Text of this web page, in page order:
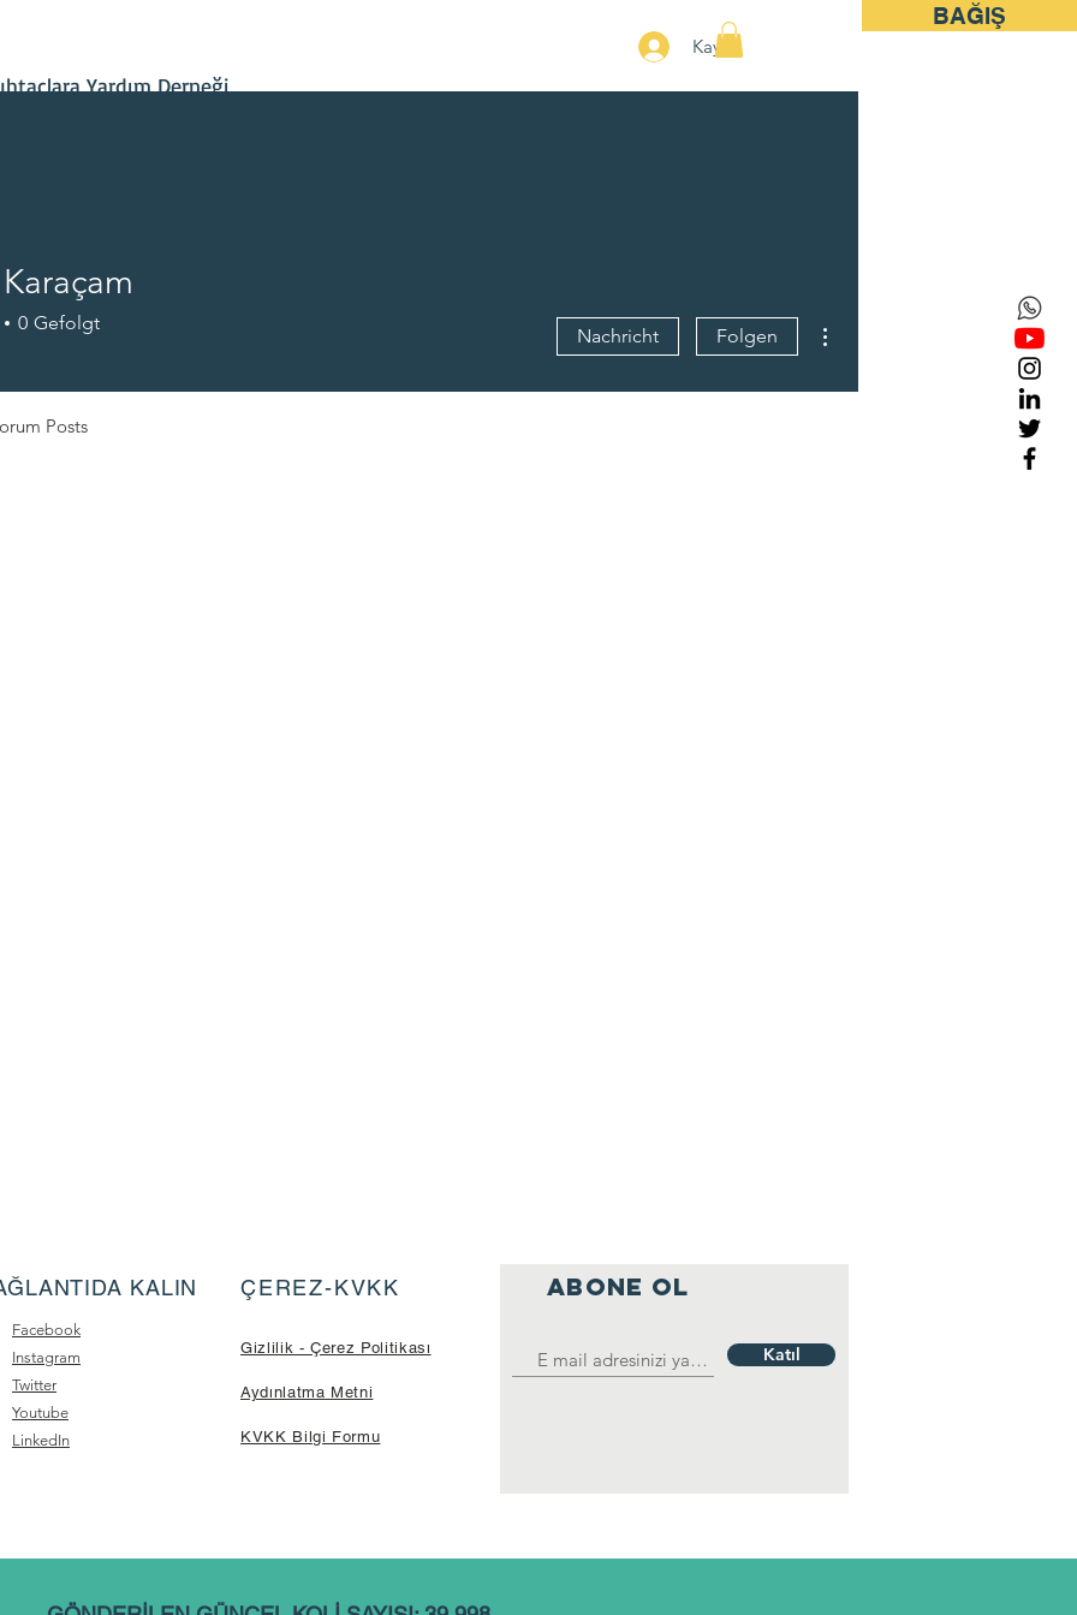
BAĞIŞ
Kayıt
Yardım Derneği
0 Gefolgt
Nachricht Folgen
Posts
KALIN
Facebook
Instagram
Twitter
Youtube
LinkedIn
ABONE OL
Katıl
ÇEREZ-KVKK
Gizlilik - Çerez Politikası
Aydınlatma Metni
KVKK Bilgi Formu